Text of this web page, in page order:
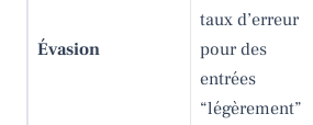
Évasion
taux d’erreur
pour des
entrées
“légèrement”